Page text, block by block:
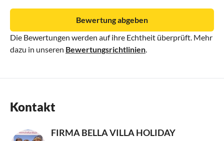
Die Bewertungen werden auf ihre Echtheit überprüft. Mehr
dazu in unseren Bewertungsrichtlinien
Bewertung abgeben
Kontakt
FIRMA BELLA VILLA HOLIDAY